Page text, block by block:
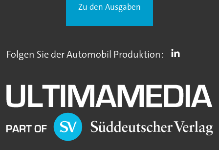
Zu den Ausgaben
Folgen Sie der Automobil Produktion: